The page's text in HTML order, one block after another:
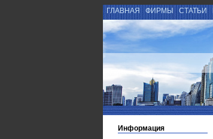
ГЛАВНАЯ ФИРМЫ СТАТЬИ
Информация